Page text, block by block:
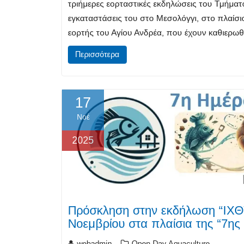
τριήμερες εορταστικές εκδηλώσεις του
εγκαταστάσεις του στο Μεσολόγγι, στο
εορτής του Αγίου Ανδρέα, που έχουν
Περισσότερα
17
Νοέ
2025
Πρόσκληση στην εκδήλωση
Νοεμβρίου στα πλαίσια της